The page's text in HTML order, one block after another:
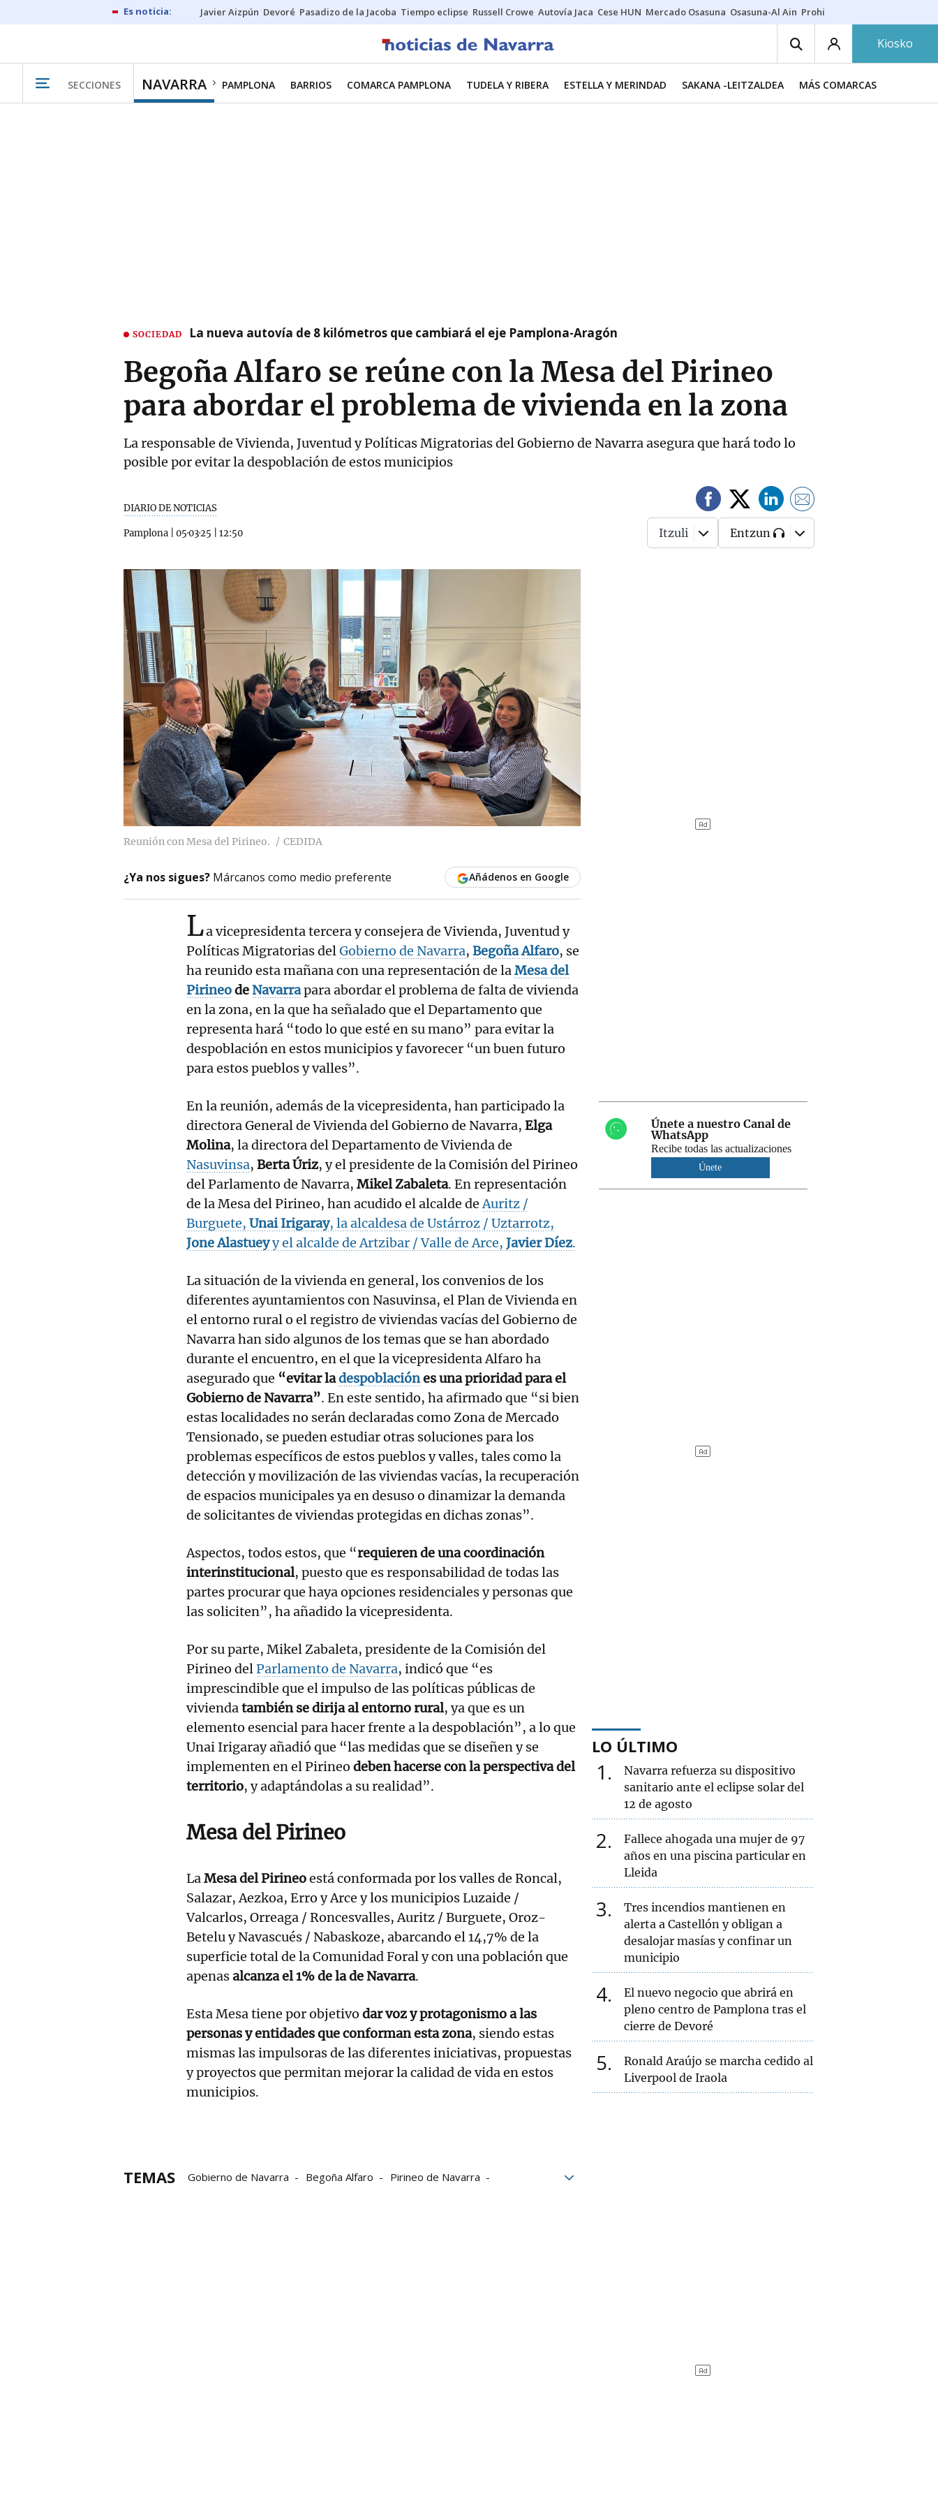
Javier Aizpún Devoré Pasadizo de la Jacoba Tiempo eclipse Russell Crowe Autovía Jaca Cese HUN Mercado Osasuna Osasuna-Al Ain Prohibiciones eclipse
Kiosko
SECCIONES NAVARRA PAMPLONA BARRIOS COMARCA PAMPLONA TUDELA Y RIBERA ESTELLA Y MERINDAD SAKANA -LEITZALDEA MÁS COMARCAS
SOCIEDAD La nueva autovía de 8 kilómetros que cambiará el eje Pamplona-Aragón
Begoña Alfaro se reúne con la Mesa del Pirineo
para abordar el problema de vivienda en la zona
La responsable de Vivienda, Juventud y Políticas Migratorias del Gobierno de Navarra asegura que hará todo lo
posible por evitar la despoblación de estos municipios
DIARIO DE NOTICIAS
Pamplona 05·03·25 12:50 Itzuli Entzun
Reunión con Mesa del Pirineo. CEDIDA
¿Ya nos sigues? Márcanos como medio preferente Añádenos en Google
La vicepresidenta tercera y consejera de Vivienda, Juventud y
Políticas Migratorias delGobierno de Navarra, Begoña Alfaro, se
ha reunido esta mañana con una representación de laMesa del
Pirineode Navarrapara abordar el problema de falta de vivienda
en la zona, en la que ha señalado que el Departamento que
representa hará “todo lo que esté en su mano” para evitar la
despoblación en estos municipios y favorecer “un buen futuro
para estos pueblos y valles”.
En la reunión, además de la vicepresidenta, han participado la
directora General de Vivienda del Gobierno de Navarra, Elga
Molina, la directora del Departamento de Vivienda de
Nasuvinsa, Berta Úriz, y el presidente de la Comisión del Pirineo
del Parlamento de Navarra, Mikel Zabaleta. En representación
de la Mesa del Pirineo, han acudido el alcalde deAuritz /
Burguete, Unai Irigaray, la alcaldesa de Ustárroz / Uztarrotz,
Jone Alastueyy el alcalde de Artzibar / Valle de Arce, Javier Díez.
La situación de la vivienda en general, los convenios de los
diferentes ayuntamientos con Nasuvinsa, el Plan de Vivienda en
el entorno rural o el registro de viviendas vacías del Gobierno de
Navarra han sido algunos de los temas que se han abordado
durante el encuentro, en el que la vicepresidenta Alfaro ha
asegurado que “evitar ladespoblaciónes una prioridad para el
Gobierno de Navarra”. En este sentido, ha afirmado que “si bien
estas localidades no serán declaradas como Zona de Mercado
Tensionado, se pueden estudiar otras soluciones para los
problemas específicos de estos pueblos y valles, tales como la
detección y movilización de las viviendas vacías, la recuperación
de espacios municipales ya en desuso o dinamizar la demanda
de solicitantes de viviendas protegidas en dichas zonas”.
Aspectos, todos estos, que “requieren de una coordinación
interinstitucional, puesto que es responsabilidad de todas las
partes procurar que haya opciones residenciales y personas que
las soliciten”, ha añadido la vicepresidenta.
Por su parte, Mikel Zabaleta, presidente de la Comisión del
Pirineo delParlamento de Navarra, indicó que “es
imprescindible que el impulso de las políticas públicas de
viviendatambién se dirija al entorno rural, ya que es un
elemento esencial para hacer frente a la despoblación”, a lo que
Unai Irigaray añadió que “las medidas que se diseñen y se
implementen en el Pirineo deben hacerse con la perspectiva del
territorio, y adaptándolas a su realidad”.
Mesa del Pirineo
LaMesa del Pirineoestá conformada por los valles de Roncal,
Salazar, Aezkoa, Erro y Arce y los municipios Luzaide /
Valcarlos, Orreaga / Roncesvalles, Auritz / Burguete, Oroz-
Betelu y Navascués / Nabaskoze, abarcando el 14,7% de la
superficie total de la Comunidad Foral y con una población que
apenasalcanza el1% de la de Navarra.
Esta Mesa tiene por objetivo dar voz y protagonismo a las
personas y entidades que conforman esta zona, siendo estas
mismas las impulsoras de las diferentes iniciativas, propuestas
y proyectos que permitan mejorar la calidad de vida en estos
municipios.
TEMAS Gobierno de Navarra Begoña Alfaro
Pirineo de Navarra
Únete a nuestro Canal de
WhatsApp
Recibe todas las actualizaciones
Únete
LO ÚLTIMO
1
Navarra refuerza su dispositivo
sanitario ante el eclipse solar del
12 de agosto
2
Fallece ahogada una mujer de 97
años en una piscina particular en
Lleida
3
Tres incendios mantienen en
alerta a Castellón y obligan a
desalojar masías y confinar un
municipio
4
El nuevo negocio que abrirá en
pleno centro de Pamplona tras el
cierre de Devoré
5
Ronald Araújo se marcha cedido al
Liverpool de Iraola